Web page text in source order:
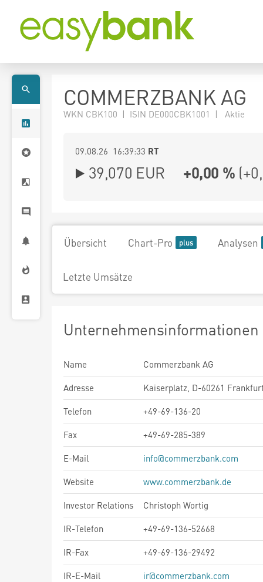
COMMERZBANK AG
WKN CBK100 | ISIN DE000CBK1001 | Aktie
09.08.26 16:39:33 RT
39,070 EUR +0,00 % (
Übersicht Chart-Pro Analysen
Letzte Umsätze
Unternehmensinformationen
Name
Commerzbank AG
Adresse
Kaiserplatz, D-60261
Telefon
+49-69-136-20
Fax
+49-69-285-389
E-Mail
info@commerzbank.com
Website
www.commerzbank.de
Investor Relations
Christoph Wortig
IR-Telefon
+49-69-136-52668
IR-Fax
+49-69-136-29492
IR-E-Mail
ir@commerzbank.com